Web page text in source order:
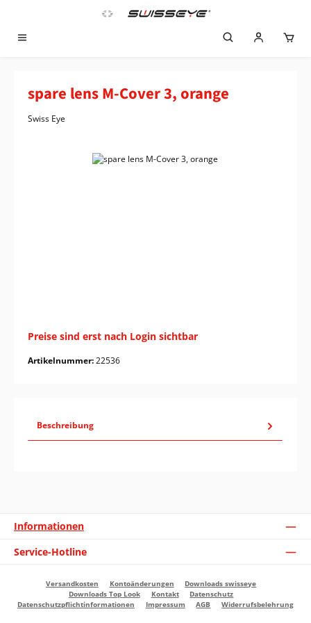
Zum Hauptinhalt springen
spare lens M-Cover 3, orange
Swiss Eye
Bildergalerie überspringen
Preise sind erst nach Login sichtbar
Artikelnummer:22536
Beschreibung
Informationen
Service-Hotline
Versandkosten Kontoänderungen
Downloads swisseye
Downloads Top Look
Kontakt
Datenschutz
Datenschutzpflichtinformationen
Impressum AGB Widerrufsbelehrung